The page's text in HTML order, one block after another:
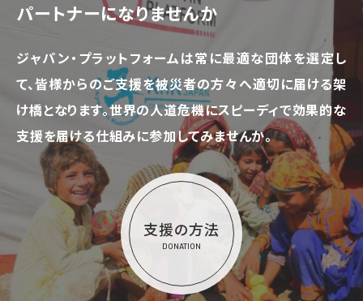
パートナーになりませんか
ジャパン・プラットフォームは常に最適な団体を選定し
て、皆様からのご支援を被災者の方々へ適切に届ける架
け橋となります。世界の人道危機にスピーディで効果的な
支援を届ける仕組みに参加してみませんか。
支援の方法
DONATION